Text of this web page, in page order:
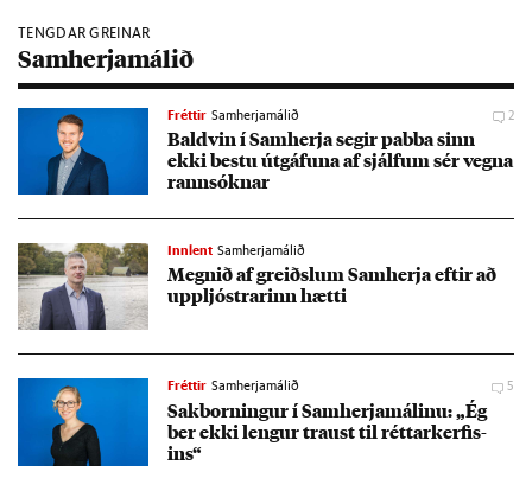
TENGDAR GREINAR
Samherjamálið
Fréttir Samherjamálið 2
Bald­vin í Sam­herja seg­ir pabba sinn
ekki bestu út­gáf­una af sjálf­um sér vegna
rann­sókn­ar
Innlent Samherjamálið
Megn­ið af greiðsl­um Sam­herja eft­ir að
upp­ljóstr­ar­inn hætti
Fréttir Samherjamálið 5
Sak­born­ing­ur í Sam­herja­mál­inu: „Ég
ber ekki leng­ur traust til rétt­ar­kerf­is­
ins“